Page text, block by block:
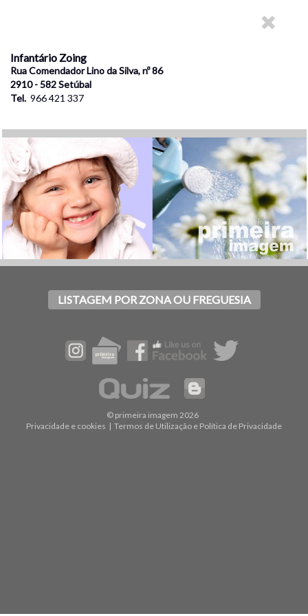
Infantário Zoing
Rua Comendador Lino da Silva, nº 86
2910 - 582 Setúbal
Tel. 966 421 337
LISTAGEM POR ZONA OU FREGUESIA
© primeira imagem 2026
Privacidade e cookies | Termos de Utilização e Política de Privacidade